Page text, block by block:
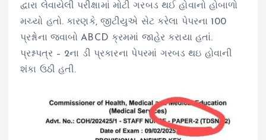
દ્વારા લેવાયેલી પરીક્ષામાં મોટી ગરબડ થઈ હોવાનો હોબાળો
મચ્યો હતો. કારણકે, જીટીયુએ સેટ કરેલા પેપરના 100
પ્રશ્નોના જવાબો ABCD ક્રમમાં જાહેર કરાયા હતાં.
પ્રશ્નપત્ર – 2ના ડી પ્રકારના પેપરમાં ગરબડ થઇ હોવાની
શંકા ઉઠી હતી.